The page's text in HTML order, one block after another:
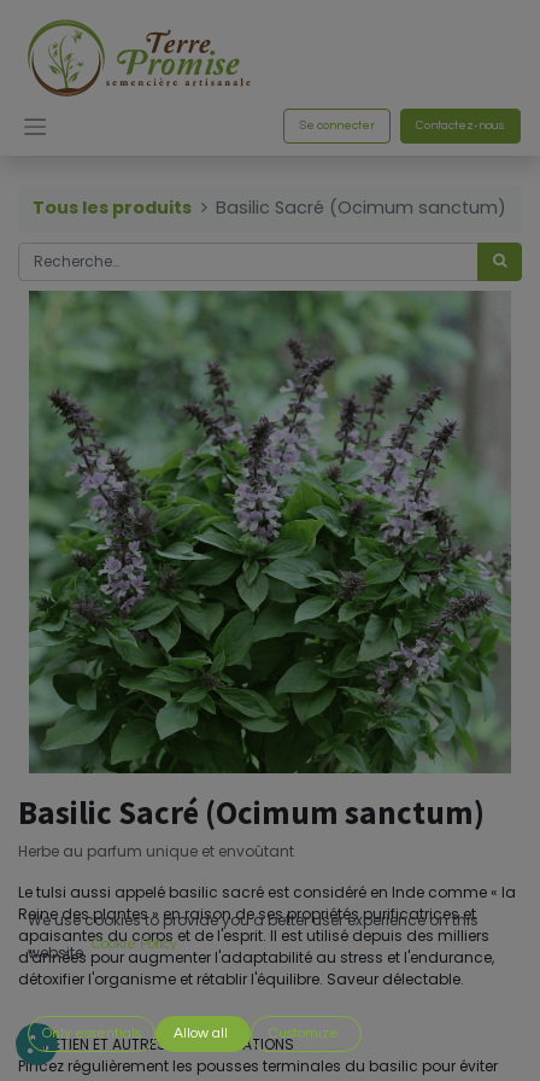
Se connecter Contactez-nous
Tous les produits Basilic Sacré (Ocimum sanctum)
Basilic Sacré (Ocimum sanctum)
Herbe au parfum unique et envoûtant
Le tulsi aussi appelé basilic sacré est considéré en Inde comme « la
Reine des plantes » en raison de ses propriétés purificatrices et
apaisantes du corps et de l'esprit. Il est utilisé depuis des milliers
d'années pour augmenter l'adaptabilité au stress et l'endurance,
détoxifier l'organisme et rétablir l'équilibre. Saveur délectable.
ENTRETIEN ET AUTRES CONSIDÉRATIONS
Pincez régulièrement les pousses terminales du basilic pour éviter
We use cookies to provide you a better user experience on this
website. Cookie Policy
Only essentials Allow all Customize